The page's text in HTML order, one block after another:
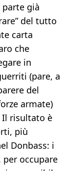
già
del tutto
carta
che
in
(pare, a
del
armate)
Il risultato è
più
Donbass: i
per occupare